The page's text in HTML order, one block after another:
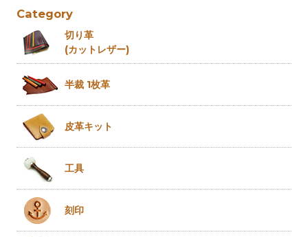
Category
切り革
(カットレザー)
半裁 1枚革
皮革キット
工具
刻印